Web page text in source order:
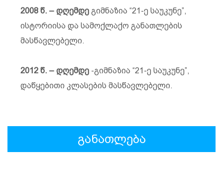
2008 წ. – დღემდე გიმნაზია “21-ე საუკუნე”,
ისტორიისა და სამოქლაქო განათლების
მასწავლებელი.
2012 წ. – დღემდე -გიმნაზია “21-ე საუკუნე”,
დაწყებითი კლასების მასწავლებელი.
განათლება